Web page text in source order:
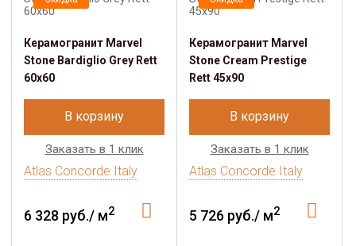
Керамогранит Marvel
Stone Bardiglio Grey Rett
60x60
В корзину
Заказать в 1 клик
Atlas Concorde Italy
6 328 руб./ м2
Керамогранит Marvel
Stone Cream Prestige
Rett 45x90
В корзину
Заказать в 1 клик
Atlas Concorde Italy
5 726 руб./ м2